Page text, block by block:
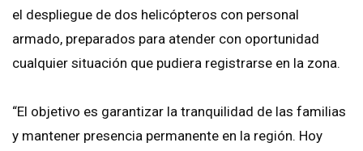
el despliegue de dos helicópteros con personal
armado, preparados para atender con oportunidad
cualquier situación que pudiera registrarse en la zona.
“El objetivo es garantizar la tranquilidad de las familias
y mantener presencia permanente en la región. Hoy